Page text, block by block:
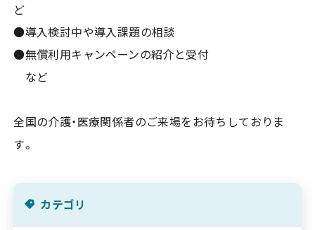
ど
●導入検討中や導入課題の相談
●無償利用キャンペーンの紹介と受付
など
全国の介護・医療関係者のご来場をお待ちしておりま
す。
カテゴリ